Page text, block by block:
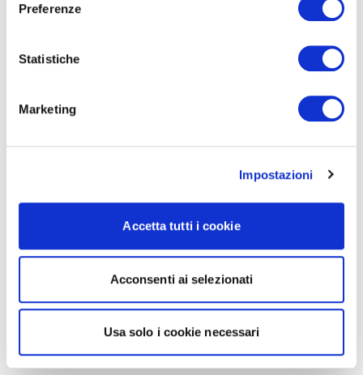
Preferenze
Statistiche
Marketing
Impostazioni
Accetta tutti i cookie
Acconsenti ai selezionati
Usa solo i cookie necessari